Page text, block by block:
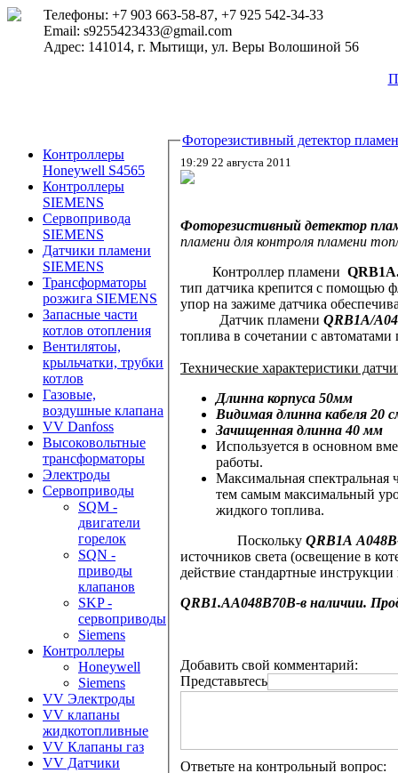
Телефоны: +7 903 663-58-87, +7 925 542-34-33
Email: s9255423433@gmail.com
Адрес: 141014, г. Мытищи, ул. Веры Волошиной 56
Контроллеры
Honeywell S4565
Контроллеры
SIEMENS
Сервопривода
SIEMENS
Датчики пламени
SIEMENS
Трансформаторы
розжига SIEMENS
Запасные части
котлов отопления
Вентилятоы,
крыльчатки, трубки
котлов
Газовые,
воздушные клапана
VV Danfoss
Высоковольтные
трансформаторы
Электроды
Сервоприводы
SQM -
двигатели
горелок
SQN -
приводы
клапанов
SKP -
сервоприводы
Siemens
Контроллеры
Honeywell
Siemens
VV Электроды
VV клапаны
жидкотопливные
VV Клапаны газ
VV Датчики
19:29 22 августа 2011
Фоторезистивный детектор
пламени для контроля пламени
Контроллер пламени
тип датчика крепится с помощью
упор на зажиме датчика
Датчик пламени QRB1A/
топлива в сочетании с
Технические характеристики д
Длинна корпуса 50мм
Видимая длинна кабеля 20
Зачищенная длинна 40 мм
Используется в основном
работы.
Максимальная спектральная
тем самым максимальный
жидкого топлива.
Поскольку QRB1A
источников света (освещение в
действие стандартные
QRB1.AA048B70B-в наличии.
Добавить свой комментарий:
Представьтесь
Ответьте на контрольный вопрос: